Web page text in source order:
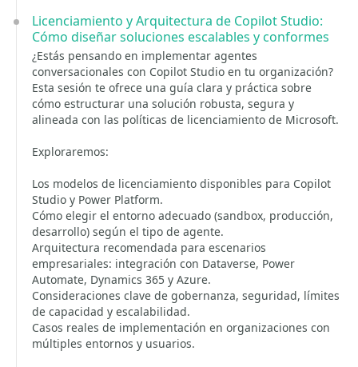
Licenciamiento y Arquitectura de Copilot Studio:
Cómo diseñar soluciones escalables y conformes
¿Estás pensando en implementar agentes
conversacionales con Copilot Studio en tu organización?
Esta sesión te ofrece una guía clara y práctica sobre
cómo estructurar una solución robusta, segura y
alineada con las políticas de licenciamiento de Microsoft.
Exploraremos:
Los modelos de licenciamiento disponibles para Copilot
Studio y Power Platform.
Cómo elegir el entorno adecuado (sandbox, producción,
desarrollo) según el tipo de agente.
Arquitectura recomendada para escenarios
empresariales: integración con Dataverse, Power
Automate, Dynamics 365 y Azure.
Consideraciones clave de gobernanza, seguridad, límites
de capacidad y escalabilidad.
Casos reales de implementación en organizaciones con
múltiples entornos y usuarios.